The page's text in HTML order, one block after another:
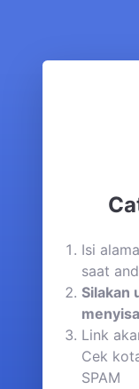
Isi
saat
Silakan
Link
Cek
SPAM